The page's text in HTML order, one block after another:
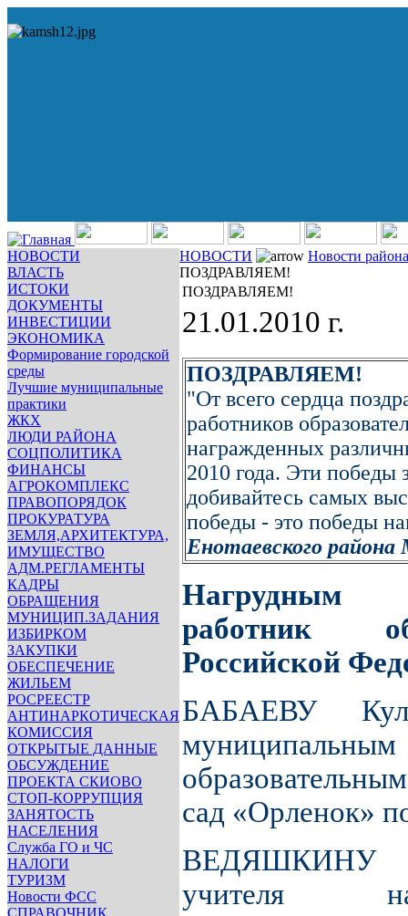
НОВОСТИ
ВЛАСТЬ
ИСТОКИ
ДОКУМЕНТЫ
ИНВЕСТИЦИИ
ЭКОНОМИКА
Формирование городской
среды
Лучшие муниципальные
практики
ЖКХ
ЛЮДИ РАЙОНА
СОЦПОЛИТИКА
ФИНАНСЫ
АГРОКОМПЛЕКС
ПРАВОПОРЯДОК
ПРОКУРАТУРА
ЗЕМЛЯ,АРХИТЕКТУРА,
ИМУЩЕСТВО
АДМ.РЕГЛАМЕНТЫ
КАДРЫ
ОБРАЩЕНИЯ
МУНИЦИП.ЗАДАНИЯ
ИЗБИРКОМ
ЗАКУПКИ
ОБЕСПЕЧЕНИЕ
ЖИЛЬЕМ
РОСРЕЕСТР
АНТИНАРКОТИЧЕСКАЯ
КОМИССИЯ
ОТКРЫТЫЕ ДАННЫЕ
ОБСУЖДЕНИЕ
ПРОЕКТА СКИОВО
СТОП-КОРРУПЦИЯ
ЗАНЯТОСТЬ
НАСЕЛЕНИЯ
Служба ГО и ЧС
НАЛОГИ
ТУРИЗМ
Новости ФСС
СПРАВОЧНИК
НОВОСТИ
Новости района
ПОЗДРАВЛЯЕМ!
ПОЗДРАВЛЯЕМ!
21.01.2010 г.
ПОЗДРАВЛЯЕМ!
"От всего сердца
работников
награжденных
2010 года. Эти победы
добивайтесь самых
победы - это победы
Енотаевского
Нагрудным
работник
Российской
БАБАЕВУ
сад «Орленок»
ВЕДЯШКИНУ
учителя